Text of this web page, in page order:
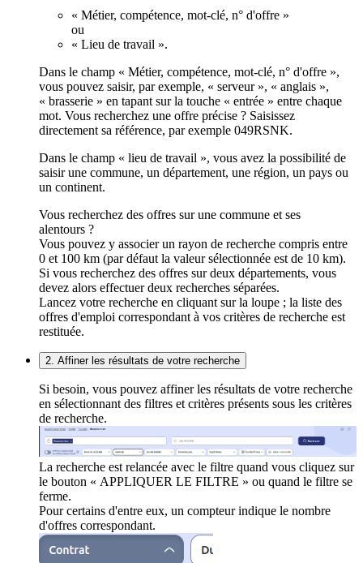
« Métier, compétence, mot-clé, n° d'offre »
ou
« Lieu de travail ».
Dans le champ « Métier, compétence, mot-clé, n° d'offre »,
vous pouvez saisir, par exemple, « serveur », « anglais »,
« brasserie » en tapant sur la touche « entrée » entre chaque
mot. Vous recherchez une offre précise ? Saisissez
directement sa référence, par exemple 049RSNK.
Dans le champ « lieu de travail », vous avez la possibilité de
saisir une commune, un département, une région, un pays ou
un continent.
Vous recherchez des offres sur une commune et ses
alentours ?
Vous pouvez y associer un rayon de recherche compris entre
0 et 100 km (par défaut la valeur sélectionnée est de 10 km).
Si vous recherchez des offres sur deux départements, vous
devez alors effectuer deux recherches séparées.
Lancez votre recherche en cliquant sur la loupe ; la liste des
offres d'emploi correspondant à vos critères de recherche est
restituée.
2. Affiner les résultats de votre recherche
Si besoin, vous pouvez affiner les résultats de votre recherche
en sélectionnant des filtres et critères présents sous les critères
de recherche.
La recherche est relancée avec le filtre quand vous cliquez sur
le bouton « APPLIQUER LE FILTRE » ou quand le filtre se
ferme.
Pour certains d'entre eux, un compteur indique le nombre
d'offres correspondant.